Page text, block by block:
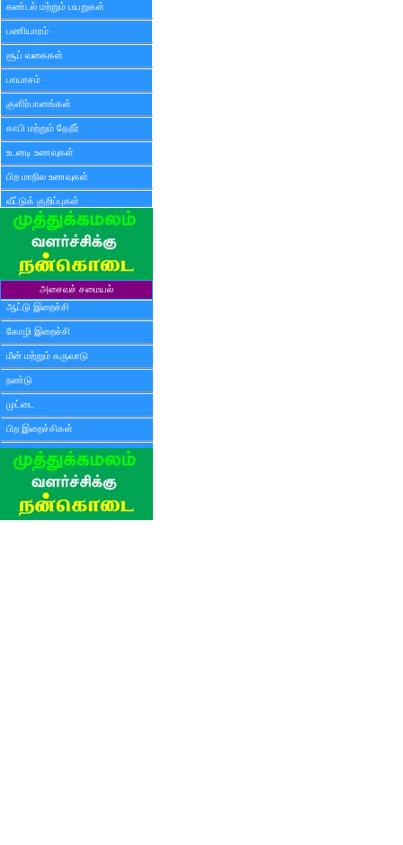
சுண்டல் மற்றும் பயறுகள்
பணியாரம்
சூப் வகைகள்
பாயாசம்
குளிர்பானங்கள்
காபி மற்றும் தேநீர்
உடனடி உணவுகள்
பிற மாநில உணவுகள்
வீட்டுக் குறிப்புகள்
அசைவச் சமையல்
ஆட்டு இறைச்சி
கோழி இறைச்சி
மீன் மற்றும் கருவாடு
நண்டு
முட்டை
பிற இறைச்சிகள்